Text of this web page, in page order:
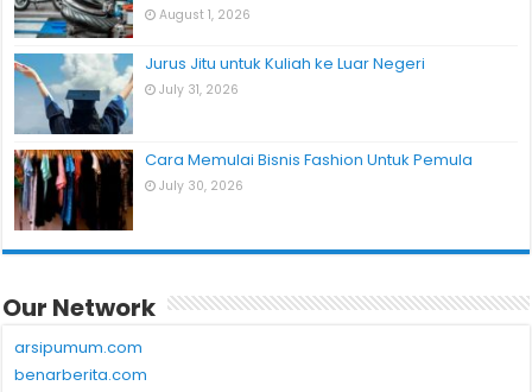
August 1, 2026
Jurus Jitu untuk Kuliah ke Luar Negeri
July 31, 2026
Cara Memulai Bisnis Fashion Untuk Pemula
July 30, 2026
Our Network
arsipumum.com
benarberita.com